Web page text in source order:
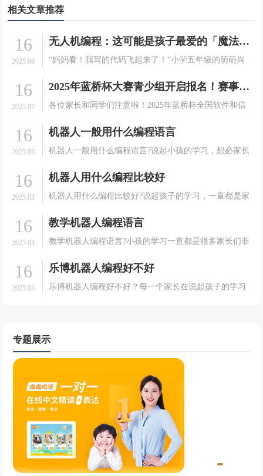
相关文章推荐
16
2025.08
无人机编程：这可能是孩子最爱的「魔法课」！
“妈妈看！我写的代码飞起来了！”小学五年级的萌萌兴
成就感的光芒。这不是科幻电影中的场景，而是发生在
学习变.
16
2025.07
2025年蓝桥杯大赛青少组开启报名！赛事详情及注册指南请查收
各位家长和同学们注意啦！2025年蓝桥杯全国软件和信
向在校中小学生的全国性竞赛，秉承公平、公正、公
台。下.
16
2025.03
机器人一般用什么编程语言
机器人一般用什么编程语言?说起小孩的学习，想必家长
习方面可以说是相当耐心的。会给孩子选择一些能够有
习机器.
16
2025.03
机器人用什么编程比较好
机器人用什么编程比较好?说起孩子的学习，一直都是家
子的学习方面可以说是相当的耐心的。会给孩子选择一
要孩子.
16
2025.03
教学机器人编程语言
教学机器人编程语言?小孩的学习一直都是很多家长们非
一些能有利于孩子成长的课程。就拿现在很多的家长想
了解一.
16
2025.03
乐博机器人编程好不好
乐博机器人编程好不好？每一个家长在说起孩子的学习
有利于孩.
专题展示